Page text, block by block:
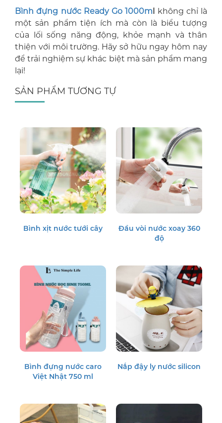
Bình đựng nước Ready Go 1000m
không chỉ là
một sản phẩm tiện ích mà còn là biểu tượng
của lối sống năng động, khỏe mạnh và thân
thiện với môi trường. Hãy sở hữu ngay hôm nay
để trải nghiệm sự khác biệt mà sản phẩm mang
lại!
SẢN PHẨM TƯƠNG TỰ
Bình xịt nước tưới cây
Đầu vòi nước xoay 360
độ
Bình đựng nước caro
Việt Nhật 750 ml
Nắp đậy ly nước silicon